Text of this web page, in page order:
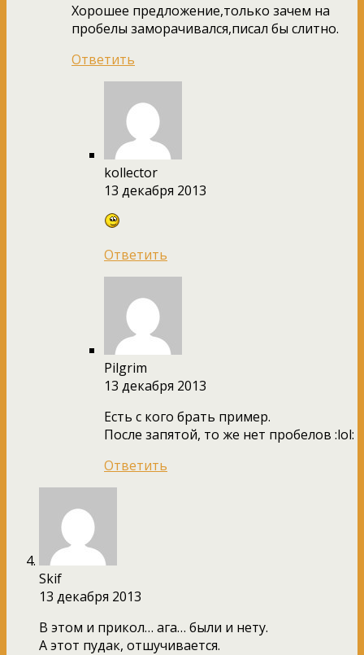
Хорошее предложение,только зачем на
пробелы заморачивался,писал бы слитно.
Ответить
kollector
13 декабря 2013
Ответить
Pilgrim
13 декабря 2013
Есть с кого брать пример.
После запятой, то же нет пробелов :lol:
Ответить
Skif
13 декабря 2013
В этом и прикол… ага… были и нету.
А этот пудак, отшучивается.